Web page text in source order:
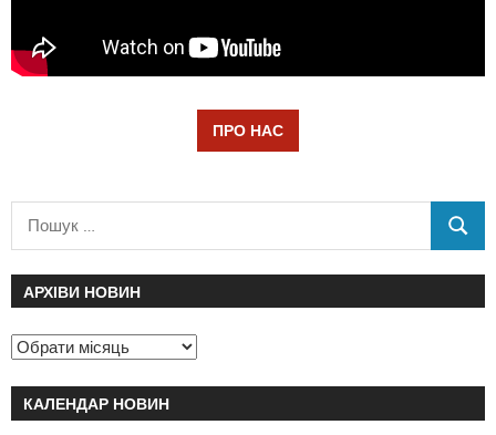
ПРО НАС
АРХІВИ НОВИН
КАЛЕНДАР НОВИН